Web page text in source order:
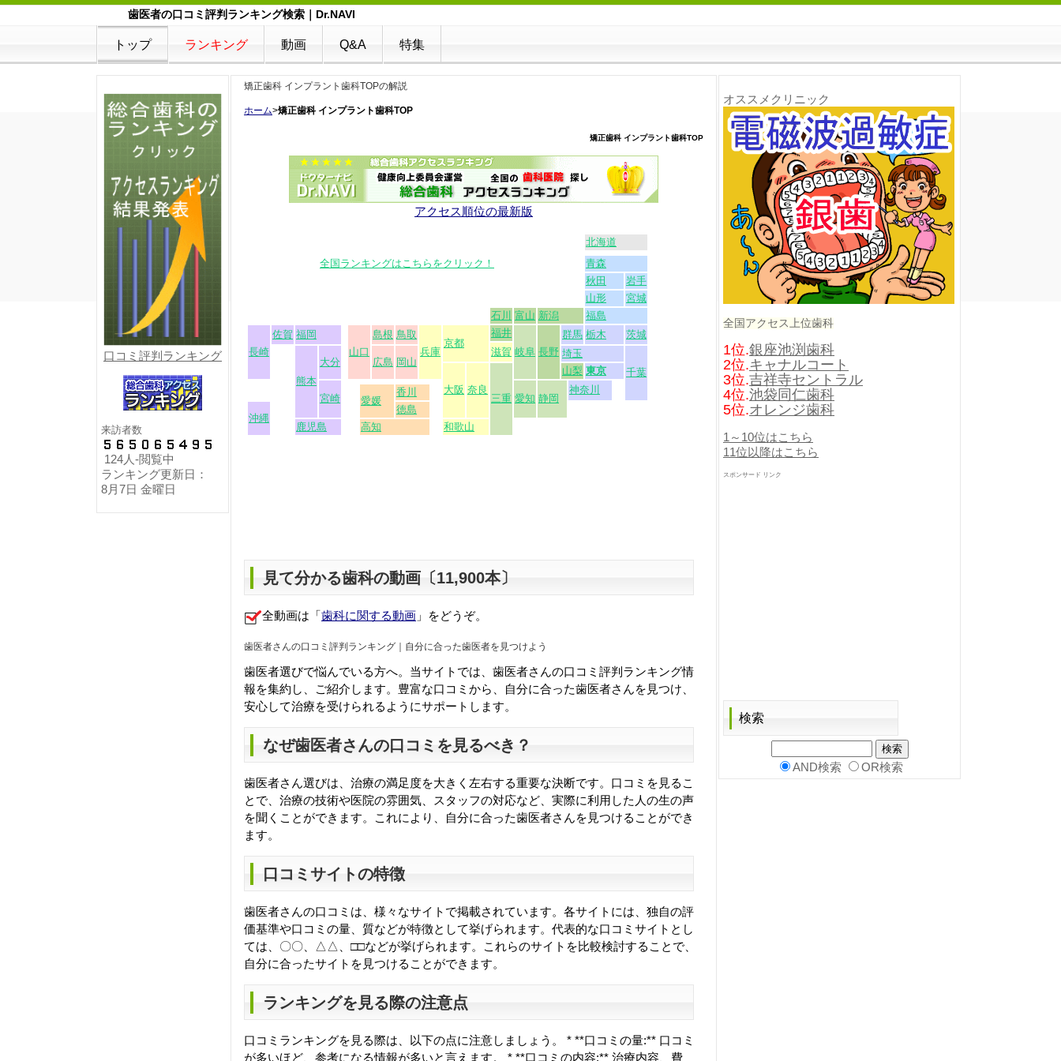
歯医者の口コミ評判ランキング検索｜Dr.NAVI
トップ ランキング 動画 Q&A 特集
矯正歯科 インプラント歯科TOPの解説
ホーム>矯正歯科 インプラント歯科TOP
矯正歯科 インプラント歯科TOP
アクセス順位の最新版
見て分かる歯科の動画〔11,900本〕
全動画は「歯科に関する動画 」をどうぞ。
歯医者さんの口コミ評判ランキング｜自分に合った歯医者を見つけよう
歯医者選びで悩んでいる方へ。当サイトでは、歯医者さんの口コミ評判ランキング情
報を集約し、ご紹介します。豊富な口コミから、自分に合った歯医者さんを見つけ、
安心して治療を受けられるようにサポートします。
なぜ歯医者さんの口コミを見るべき？
歯医者さん選びは、治療の満足度を大きく左右する重要な決断です。口コミを見るこ
とで、治療の技術や医院の雰囲気、スタッフの対応など、実際に利用した人の生の声
を聞くことができます。これにより、自分に合った歯医者さんを見つけることができ
ます。
口コミサイトの特徴
歯医者さんの口コミは、様々なサイトで掲載されています。各サイトには、独自の評
価基準や口コミの量、質などが特徴として挙げられます。代表的な口コミサイトとし
ては、〇〇、△△、□□などが挙げられます。これらのサイトを比較検討することで、
自分に合ったサイトを見つけることができます。
ランキングを見る際の注意点
口コミランキングを見る際は、以下の点に注意しましょう。 * **口コミの量:** 口コミ
が多いほど、参考になる情報が多いと言えます。 * **口コミの内容:** 治療内容、費
口コミ評判ランキング
来訪者数
124人-閲覧中
ランキング更新日：
8月7日 金曜日
オススメクリニック
全国アクセス上位歯科
1位.銀座池渕歯科
2位.キャナルコート
3位.吉祥寺セントラル
4位.池袋同仁歯科
5位.オレンジ歯科
1～10位はこちら
11位以降はこちら
スポンサード リンク
検索
AND検索 OR検索